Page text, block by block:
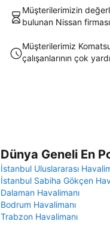
Müşterilerimizin
bulunan Nissan
Müşterilerimiz
çalışanlarının çok
Dünya Geneli En
İstanbul Uluslararası
İstanbul Sabiha Gökçen
Dalaman Havalimanı
Bodrum Havalimanı
Trabzon Havalimanı